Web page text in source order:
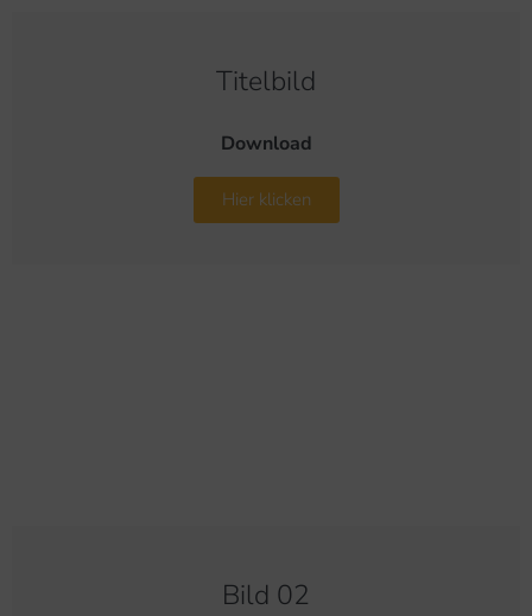
Titelbild
Download
Hier klicken
Bild 02